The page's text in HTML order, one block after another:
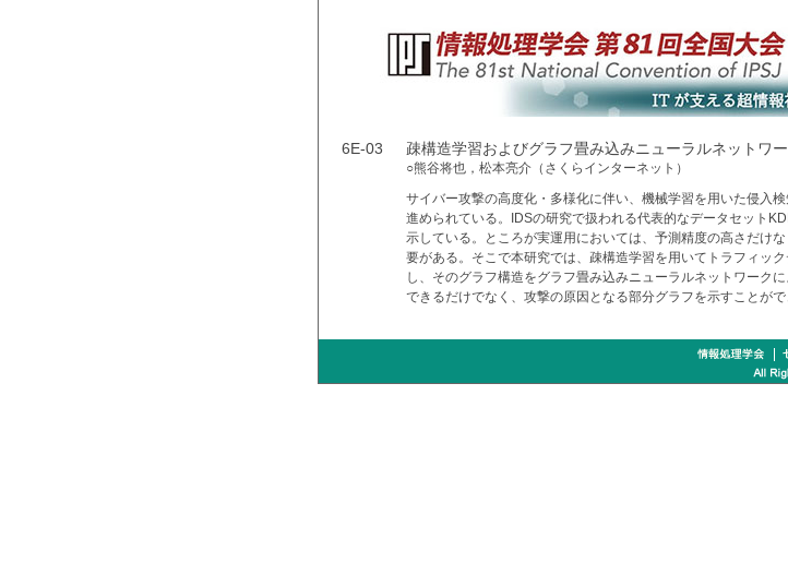
6E-03 疎構造学習およびグラフ畳み込みニューラルネットワ
○熊谷将也，松本亮介（さくらインターネット）
サイバー攻撃の高度化・多様化に伴い、機械学習を用いた侵入
進められている。IDSの研究で扱われる代表的なデータセット
示している。ところが実運用においては、予測精度の高さだけ
要がある。そこで本研究では、疎構造学習を用いてトラフィッ
し、そのグラフ構造をグラフ畳み込みニューラルネットワーク
できるだけでなく、攻撃の原因となる部分グラフを示すことがで